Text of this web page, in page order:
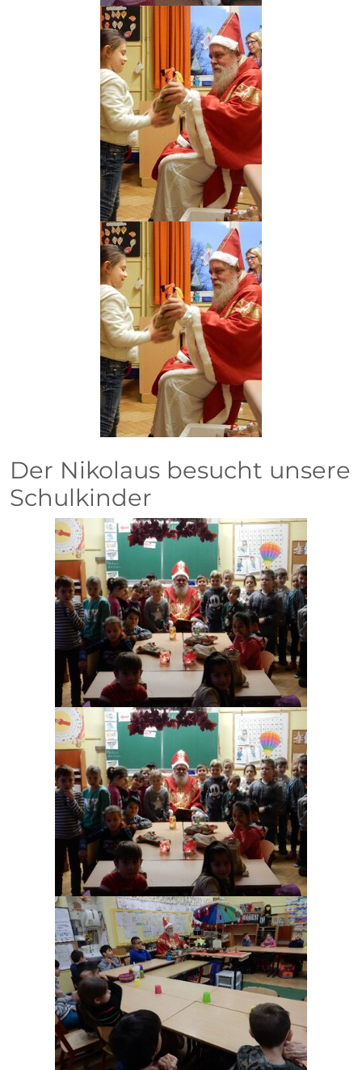
Der Nikolaus besucht unsere
Schulkinder